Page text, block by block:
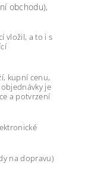
obchodu),
vložil, a to i s
kupní cenu,
je
a potvrzení
na dopravu)